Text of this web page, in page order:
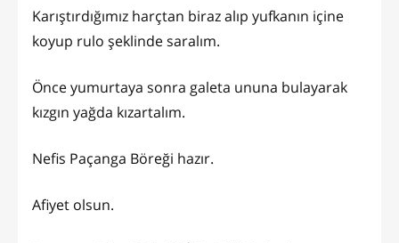
Karıştırdığımız harçtan biraz alıp yufkanın içine
koyup rulo şeklinde saralım.
Önce yumurtaya sonra galeta ununa bulayarak
kızgın yağda kızartalım.
Nefis Paçanga Böreği hazır.
Afiyet olsun.